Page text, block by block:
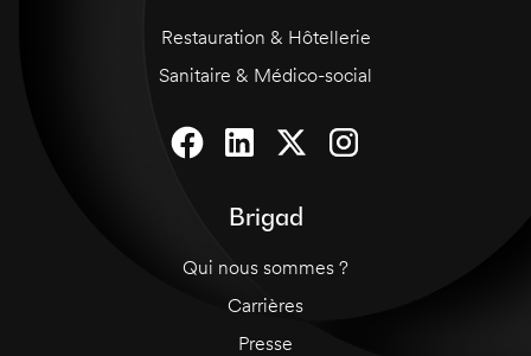
Restauration & Hôtellerie
Sanitaire & Médico-social
Brigad
Qui nous sommes ?
Carrières
Presse